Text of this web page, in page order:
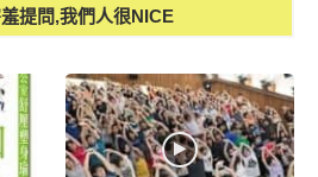
提問,我們人很NICE